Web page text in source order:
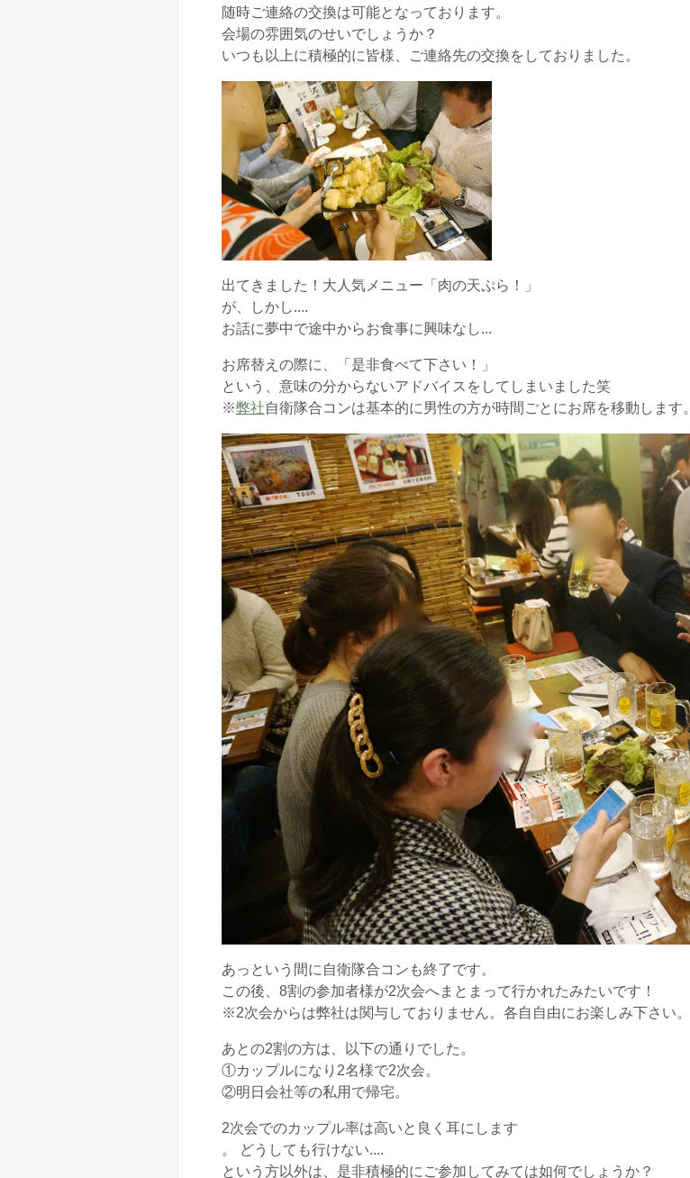
随時ご連絡の交換は可能となっております。
会場の雰囲気のせいでしょうか？
いつも以上に積極的に皆様、ご連絡先の交換をしておりました。
出てきました！大人気メニュー「肉の天ぷら！」
が、しかし....
お話に夢中で途中からお食事に興味なし...
お席替えの際に、「是非食べて下さい！」
という、意味の分からないアドバイスをしてしまいました笑
※弊社自衛隊合コンは基本的に男性の方が時間ごとにお席を移動します。
あっという間に自衛隊合コンも終了です。
この後、8割の参加者様が2次会へまとまって行かれたみたいです！
※2次会からは弊社は関与しておりません。各自自由にお楽しみ下さい。
あとの2割の方は、以下の通りでした。
①カップルになり2名様で2次会。
②明日会社等の私用で帰宅。
2次会でのカップル率は高いと良く耳にします
。 どうしても行けない....
という方以外は、是非積極的にご参加してみては如何でしょうか？